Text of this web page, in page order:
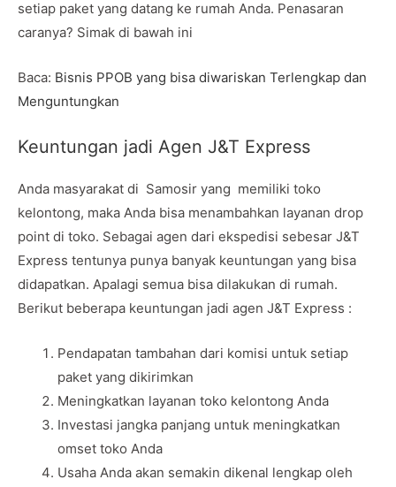
setiap paket yang datang ke rumah Anda. Penasaran
caranya? Simak di bawah ini
Baca: Bisnis PPOB yang bisa diwariskan Terlengkap dan
Menguntungkan
Keuntungan jadi Agen J&T Express
Anda masyarakat di Samosir yang memiliki toko
kelontong, maka Anda bisa menambahkan layanan drop
point di toko. Sebagai agen dari ekspedisi sebesar J&T
Express tentunya punya banyak keuntungan yang bisa
didapatkan. Apalagi semua bisa dilakukan di rumah.
Berikut beberapa keuntungan jadi agen J&T Express :
Pendapatan tambahan dari komisi untuk setiap
paket yang dikirimkan
Meningkatkan layanan toko kelontong Anda
Investasi jangka panjang untuk meningkatkan
omset toko Anda
Usaha Anda akan semakin dikenal lengkap oleh